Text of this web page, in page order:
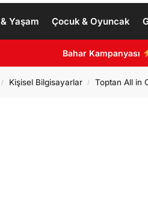
Yaşam Çocuk & Oyuncak
Bahar Kampanyası
/ Kişisel Bilgisayarlar / Toptan All in